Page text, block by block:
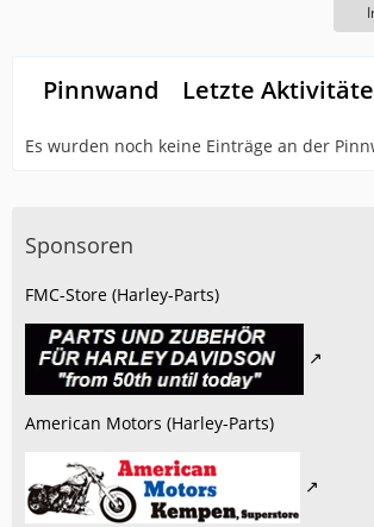
Pinnwand Letzte
Es wurden noch keine Einträge an der
Sponsoren
FMC-Store (Harley-Parts)
American Motors (Harley-Parts)